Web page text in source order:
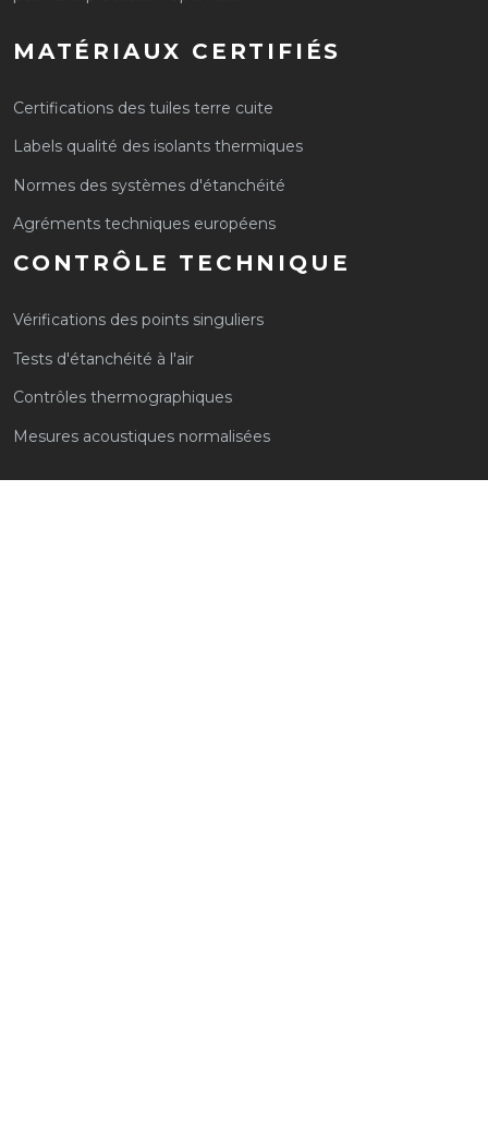
MATÉRIAUX CERTIFIÉS
Certifications des tuiles terre cuite
Labels qualité des isolants thermiques
Normes des systèmes d'étanchéité
Agréments techniques européens
CONTRÔLE TECHNIQUE
Vérifications des points singuliers
Tests d'étanchéité à l'air
Contrôles thermographiques
Mesures acoustiques normalisées